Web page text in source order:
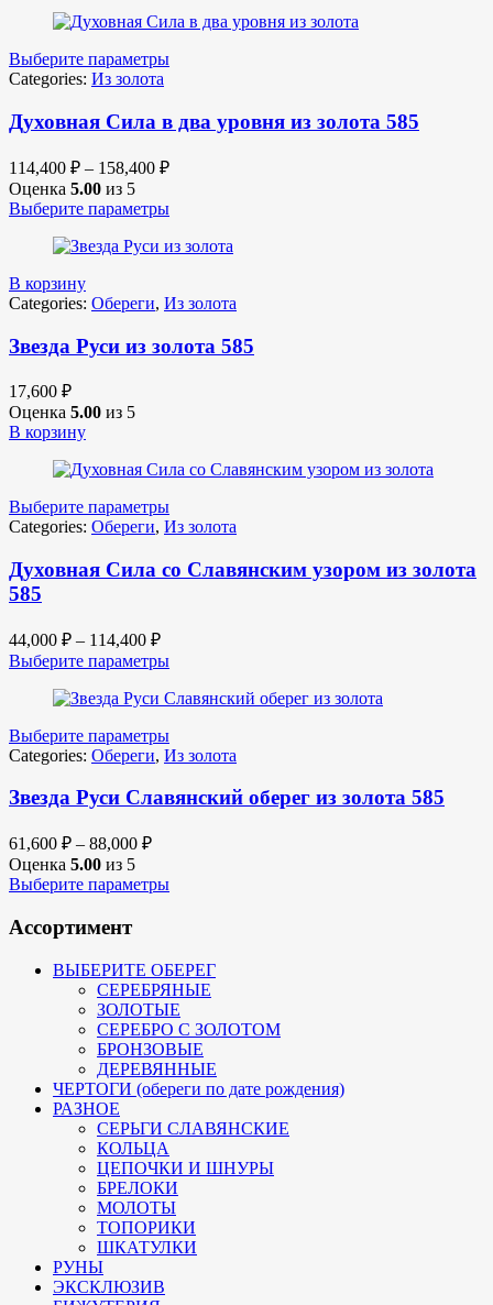
Выберите параметры
Categories: Из золота
Духовная Сила в два уровня из золота 585
114,400 ₽ – 158,400 ₽
Оценка 5.00 из 5
Выберите параметры
В корзину
Categories: Обереги, Из золота
Звезда Руси из золота 585
17,600 ₽
Оценка 5.00 из 5
В корзину
Выберите параметры
Categories: Обереги, Из золота
Духовная Сила со Славянским узором из золота
585
44,000 ₽ – 114,400 ₽
Выберите параметры
Выберите параметры
Categories: Обереги, Из золота
Звезда Руси Славянский оберег из золота 585
61,600 ₽ – 88,000 ₽
Оценка 5.00 из 5
Выберите параметры
Ассортимент
ВЫБЕРИТЕ ОБЕРЕГ
СЕРЕБРЯНЫЕ
ЗОЛОТЫЕ
СЕРЕБРО С ЗОЛОТОМ
БРОНЗОВЫЕ
ДЕРЕВЯННЫЕ
ЧЕРТОГИ (обереги по дате рождения)
РАЗНОЕ
СЕРЬГИ СЛАВЯНСКИЕ
КОЛЬЦА
ЦЕПОЧКИ И ШНУРЫ
БРЕЛОКИ
МОЛОТЫ
ТОПОРИКИ
ШКАТУЛКИ
РУНЫ
ЭКСКЛЮЗИВ